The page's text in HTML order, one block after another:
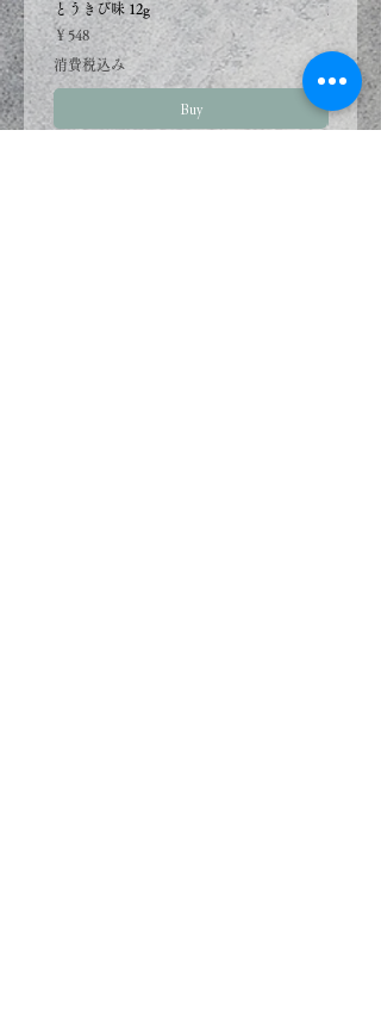
の場合は、お手数ですが分
けてご注文下さい。
とうきび味 12g
価格
￥548
消費税込み
Buy
鮭味 12g
価格
￥548
消費税